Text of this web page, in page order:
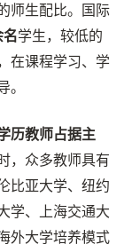
师生配比。国际
名学生，较低的
在课程学习、学
。
历教师占据主
，众多教师具有
比亚大学、纽约
学、上海交通大
外大学培养模式